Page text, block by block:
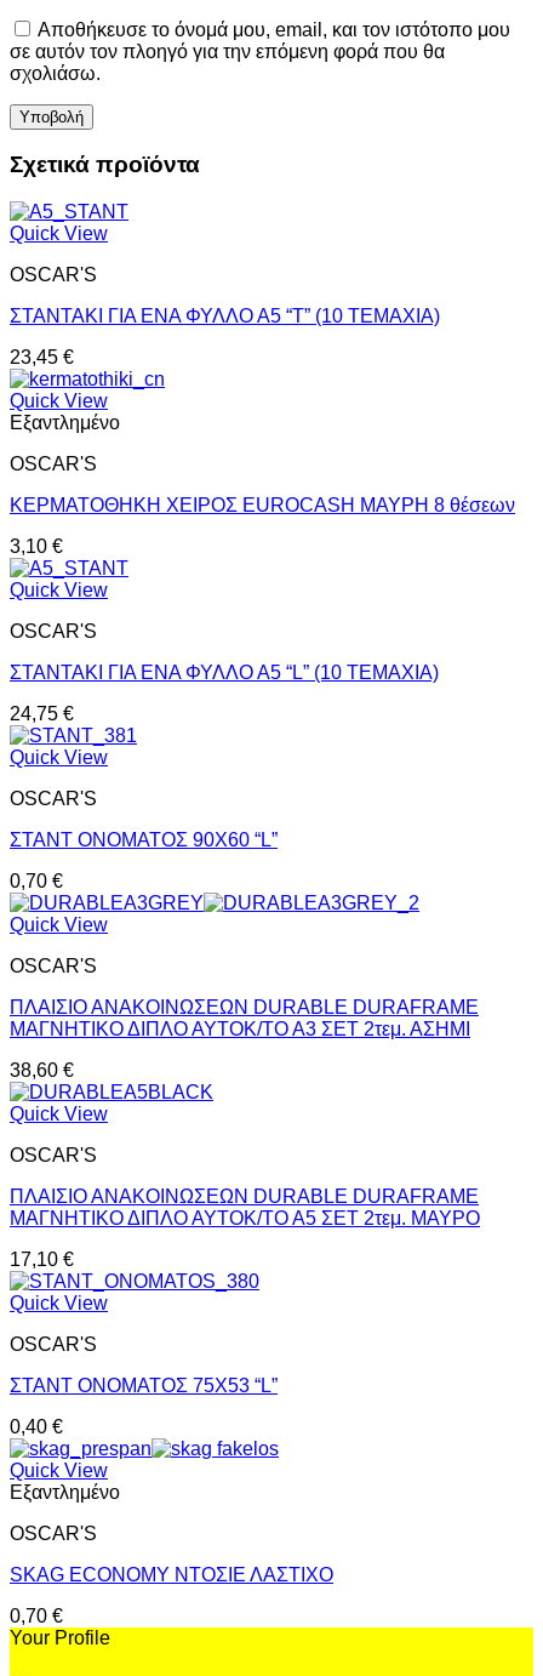
Αποθήκευσε το όνομά μου, email, και τον ιστότοπο μου
σε αυτόν τον πλοηγό για την επόμενη φορά που θα
σχολιάσω.
Σχετικά προϊόντα
Quick View
OSCAR'S
ΣΤΑΝΤΑΚΙ ΓΙΑ ΕΝΑ ΦΥΛΛΟ Α5 “Τ” (10 ΤΕΜΑΧΙΑ)
23,45 €
Quick View
Εξαντλημένο
OSCAR'S
ΚΕΡΜΑΤΟΘΗΚΗ ΧΕΙΡΟΣ EUROCASH ΜΑΥΡΗ 8 θέσεων
3,10 €
Quick View
OSCAR'S
ΣΤΑΝΤΑΚΙ ΓΙΑ ΕΝΑ ΦΥΛΛΟ Α5 “L” (10 ΤΕΜΑΧΙΑ)
24,75 €
Quick View
OSCAR'S
ΣΤΑΝΤ ΟΝΟΜΑΤΟΣ 90X60 “L”
0,70 €
Quick View
OSCAR'S
ΠΛΑΙΣΙΟ ΑΝΑΚΟΙΝΩΣΕΩΝ DURABLE DURAFRAME
ΜΑΓΝΗΤΙΚΟ ΔΙΠΛΟ ΑΥΤΟΚ/ΤΟ Α3 ΣΕΤ 2τεμ. ΑΣΗΜΙ
38,60 €
Quick View
OSCAR'S
ΠΛΑΙΣΙΟ ΑΝΑΚΟΙΝΩΣΕΩΝ DURABLE DURAFRAME
ΜΑΓΝΗΤΙΚΟ ΔΙΠΛΟ ΑΥΤΟΚ/ΤΟ Α5 ΣΕΤ 2τεμ. ΜΑΥΡΟ
17,10 €
Quick View
OSCAR'S
ΣΤΑΝΤ ΟΝΟΜΑΤΟΣ 75X53 “L”
0,40 €
Quick View
Εξαντλημένο
OSCAR'S
SKAG ECONOMY ΝΤΟΣΙΕ ΛΑΣΤΙΧΟ
0,70 €
Your Profile